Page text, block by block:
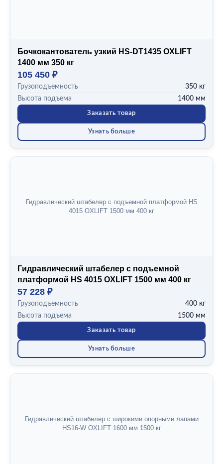
Бочкокантователь узкий HS-DT1435 OXLIFT
1400 мм 350 кг
105 450 ₽
Грузоподъемность
350 кг
Высота подъема
1400 мм
Заказать товар
Узнать больше
Гидравлический штабелер с подъемной платформой HS
4015 OXLIFT 1500 мм 400 кг
Гидравлический штабелер с подъемной
платформой HS 4015 OXLIFT 1500 мм 400 кг
57 228 ₽
Грузоподъемность
400 кг
Высота подъема
1500 мм
Заказать товар
Узнать больше
Гидравлический штабелер с широкими опорными лапами
HS16-W OXLIFT 1600 мм 1500 кг